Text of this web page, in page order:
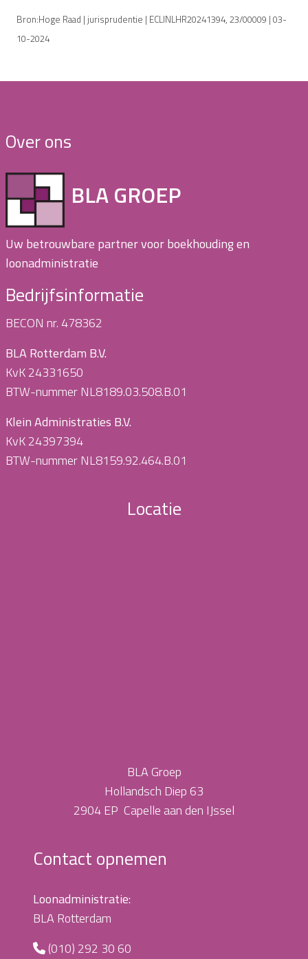
Bron:Hoge Raad | jurisprudentie | ECLINLHR20241394, 23/00009 | 03-
10-2024
Over ons
BLA GROEP
Uw betrouwbare partner voor boekhouding en
loonadministratie
Bedrijfsinformatie
BECON nr. 478362
BLA Rotterdam B.V.
KvK 24331650
BTW-nummer NL8189.03.508.B.01
Klein Administraties B.V.
KvK 24397394
BTW-nummer NL8159.92.464.B.01
Locatie
BLA Groep
Hollandsch Diep 63
2904 EP Capelle aan den IJssel
Contact opnemen
Loonadministratie:
BLA Rotterdam
(010) 292 30 60